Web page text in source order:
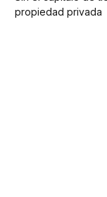
propiedad privada